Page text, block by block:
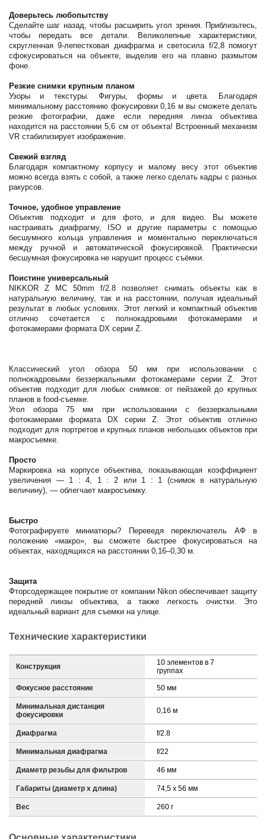
Доверьтесь любопытству
Сделайте шаг назад, чтобы расширить угол зрения. Приблизьтесь,
чтобы передать все детали. Великолепные характеристики,
скругленная 9-лепестковая диафрагма и светосила f/2,8 помогут
сфокусироваться на объекте, выделив его на плавно размытом
фоне.
Резкие снимки крупным планом
Узоры и текстуры. Фигуры, формы и цвета. Благодаря
минимальному расстоянию фокусировки 0,16 м вы сможете делать
резкие фотографии, даже если передняя линза объектива
находится на расстоянии 5,6 см от объекта! Встроенный механизм
VR стабилизирует изображение.
Свежий взгляд
Благодаря компактному корпусу и малому весу этот объектив
можно всегда взять с собой, а также легко сделать кадры с разных
ракурсов.
Точное, удобное управление
Объектив подходит и для фото, и для видео. Вы можете
настраивать диафрагму, ISO и другие параметры с помощью
бесшумного кольца управления и моментально переключаться
между ручной и автоматической фокусировкой. Практически
бесшумная фокусировка не нарушит процесс съёмки.
Поистине универсальный
NIKKOR Z MC 50mm f/2.8 позволяет снимать объекты как в
натуральную величину, так и на расстоянии, получая идеальный
результат в любых условиях. Этот легкий и компактный объектив
отлично сочетается с полнокадровыми фотокамерами и
фотокамерами формата DX серии Z.
Классический угол обзора 50 мм при использовании с
полнокадровыми беззеркальными фотокамерами серии Z. Этот
объектив подходит для любых снимков: от пейзажей до крупных
планов в food-съемке.
Угол обзора 75 мм при использовании с беззеркальными
фотокамерами формата DX серии Z. Этот объектив отлично
подходит для портретов и крупных планов небольших объектов при
макросъемке.
Просто
Маркировка на корпусе объектива, показывающая коэффициент
увеличения — 1 : 4, 1 : 2 или 1 : 1 (снимок в натуральную
величину), — облегчает макросъемку.
Быстро
Фотографируете миниатюры? Переведя переключатель АФ в
положение «макро», вы сможете быстрее фокусироваться на
объектах, находящихся на расстоянии 0,16–0,30 м.
Защита
Фторсодержащее покрытие от компании Nikon обеспечивает защиту
передней линзы объектива, а также легкость очистки. Это
идеальный вариант для съемки на улице.
Технические характеристики
Конструкция
10 элементов в 7
группах
Фокусное расстояние 50 мм
Минимальная дистанция
фокусировки
0,16 м
Диафрагма f/2.8
Минимальная диафрагма f/22
Диаметр резьбы для фильтров 46 мм
Габариты (диаметр х длина) 74,5 x 56 мм
Вес 260 г